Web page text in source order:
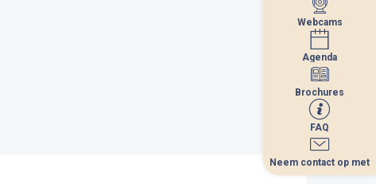
Webcams
Agenda
Brochures
FAQ
Neem contact op met